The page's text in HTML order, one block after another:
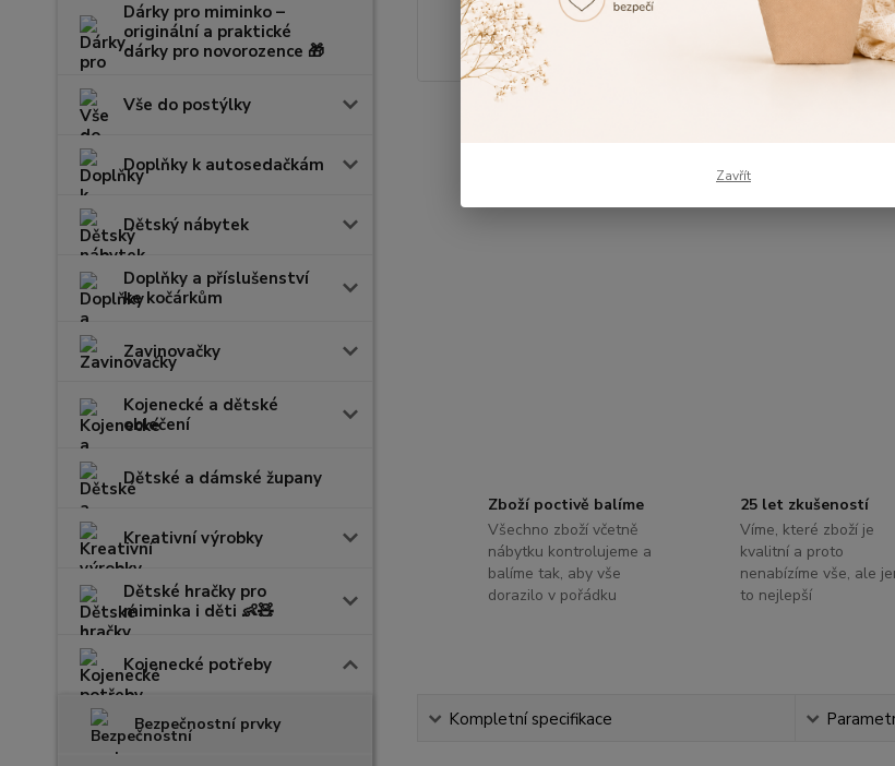
Dárky pro miminko –
originální a praktické
dárky pro novorozence 🎁
Vše do postýlky
Doplňky k autosedačkám
Dětský nábytek
Doplňky a příslušenství
ke kočárkům
Zavinovačky
Kojenecké a dětské
oblečení
Dětské a dámské župany
Kreativní výrobky
Dětské hračky pro
miminka i děti 👶🧸
Kojenecké potřeby
Bezpečnostní prvky
Zboží poctivě balíme
Všechno zboží včetně
nábytku kontrolujeme a
balíme tak, aby vše
dorazilo v pořádku
25 let zkušeností
Víme, které zboží je
kvalitní a proto
nenabízíme vše, ale
to nejlepší
Kompletní specifikace
Zavřít